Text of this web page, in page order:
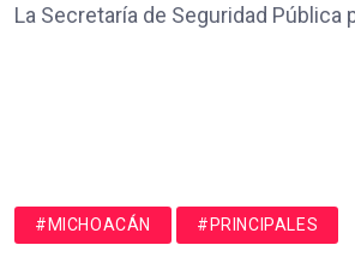
La Secretaría de Seguridad
#MICHOACÁN #PRINCIPALES